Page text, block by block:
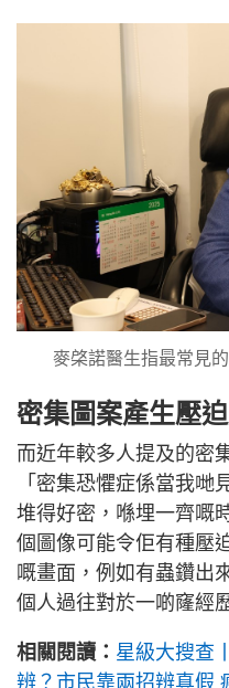
麥棨諾醫生指最常見
密集圖案產生壓
而近年較多人提及的密
「密集恐懼症係當我哋
堆得好密，喺埋一齊嘅
個圖像可能令佢有種壓
嘅畫面，例如有蟲鑽出
個人過往對於一啲窿經
相關閱讀： 星級大搜查
辨？市民靠兩招辨真假